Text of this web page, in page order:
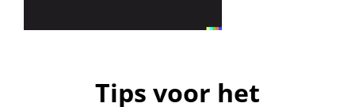
Tips voor het